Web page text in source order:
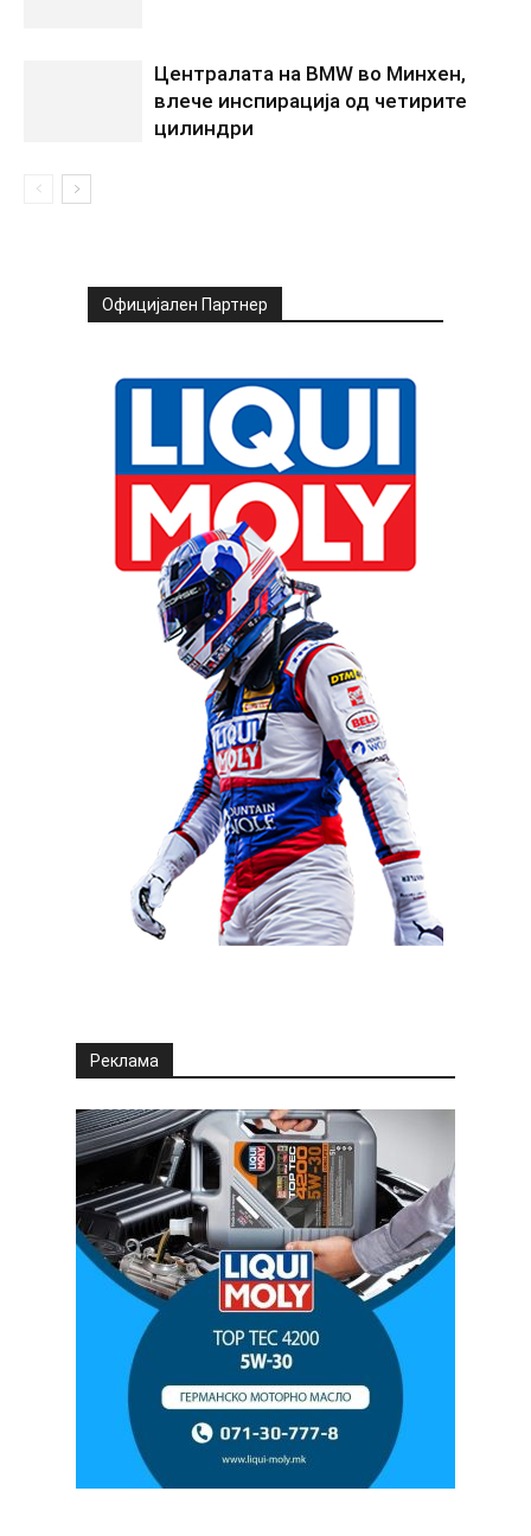
Централата на BMW во Минхен,
влече инспирација од четирите
цилиндри
Официјален Партнер
Реклама